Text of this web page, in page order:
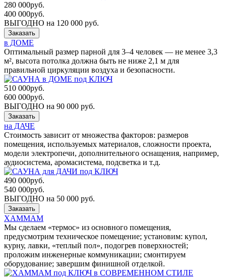
280 000руб.
400 000руб.
ВЫГОДНО на 120 000 руб.
Заказать
в ДОМЕ
Оптимальный размер парной для 3–4 человек — не менее 3,3
м², высота потолка должна быть не ниже 2,1 м для
правильной циркуляции воздуха и безопасности.
510 000руб.
600 000руб.
ВЫГОДНО на 90 000 руб.
Заказать
на ДАЧЕ
Стоимость зависит от множества факторов: размеров
помещения, используемых материалов, сложности проекта,
модели электропечи, дополнительного оснащения, например,
аудиосистема, аромасистема, подсветка и т.д.
490 000руб.
540 000руб.
ВЫГОДНО на 50 000 руб.
Заказать
ХАММАМ
Мы сделаем «термос» из основного помещения,
предусмотрим техническое помещение; установим: купол,
курну, лавки, «теплый пол», подогрев поверхностей;
проложим инженерные коммуникации; смонтируем
оборудование; завершим финишной отделкой.